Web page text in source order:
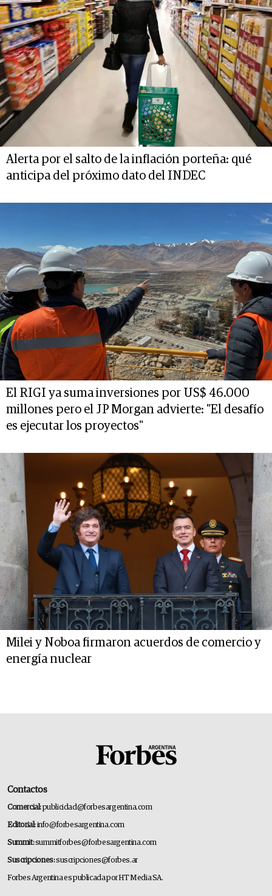
Alerta por el salto de la inflación porteña: qué
anticipa del próximo dato del INDEC
El RIGI ya suma inversiones por US$ 46.000
millones pero el JP Morgan advierte: "El desafío
es ejecutar los proyectos"
Milei y Noboa firmaron acuerdos de comercio y
energía nuclear
Contactos
Comercial:publicidad@forbesargentina.com
Editorial:info@forbesargentina.com
Summit:summitforbes@forbesargentina.com
Suscripciones:suscripciones@forbes.ar
Forbes Argentina es publicada por HT Media SA.